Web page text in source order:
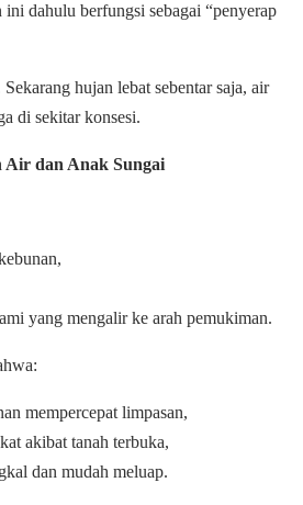
dahulu berfungsi sebagai “penyerap
hujan lebat sebentar saja, air
di sekitar konsesi.
dan Anak Sungai
yang mengalir ke arah pemukiman.
mempercepat limpasan,
akibat tanah terbuka,
dan mudah meluap.